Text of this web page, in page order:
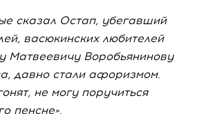
сказал Остап, убегавший
васюкинских любителей
Матвеевичу Воробьянинову
давно стали афоризмом.
не могу поручиться
пенсне».